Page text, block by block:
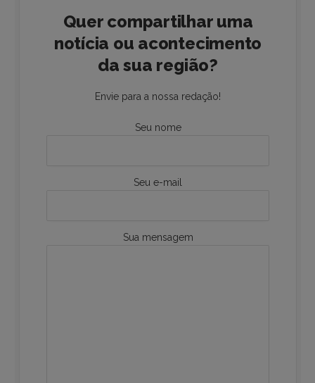
Quer compartilhar uma
notícia ou acontecimento
da sua região?
Envie para a nossa redação!
Seu nome
Seu e-mail
Sua mensagem